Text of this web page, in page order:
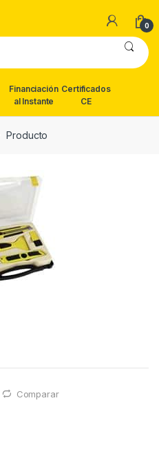
0
Financiación
al Instante
Certificados
CE
Producto
Comparar